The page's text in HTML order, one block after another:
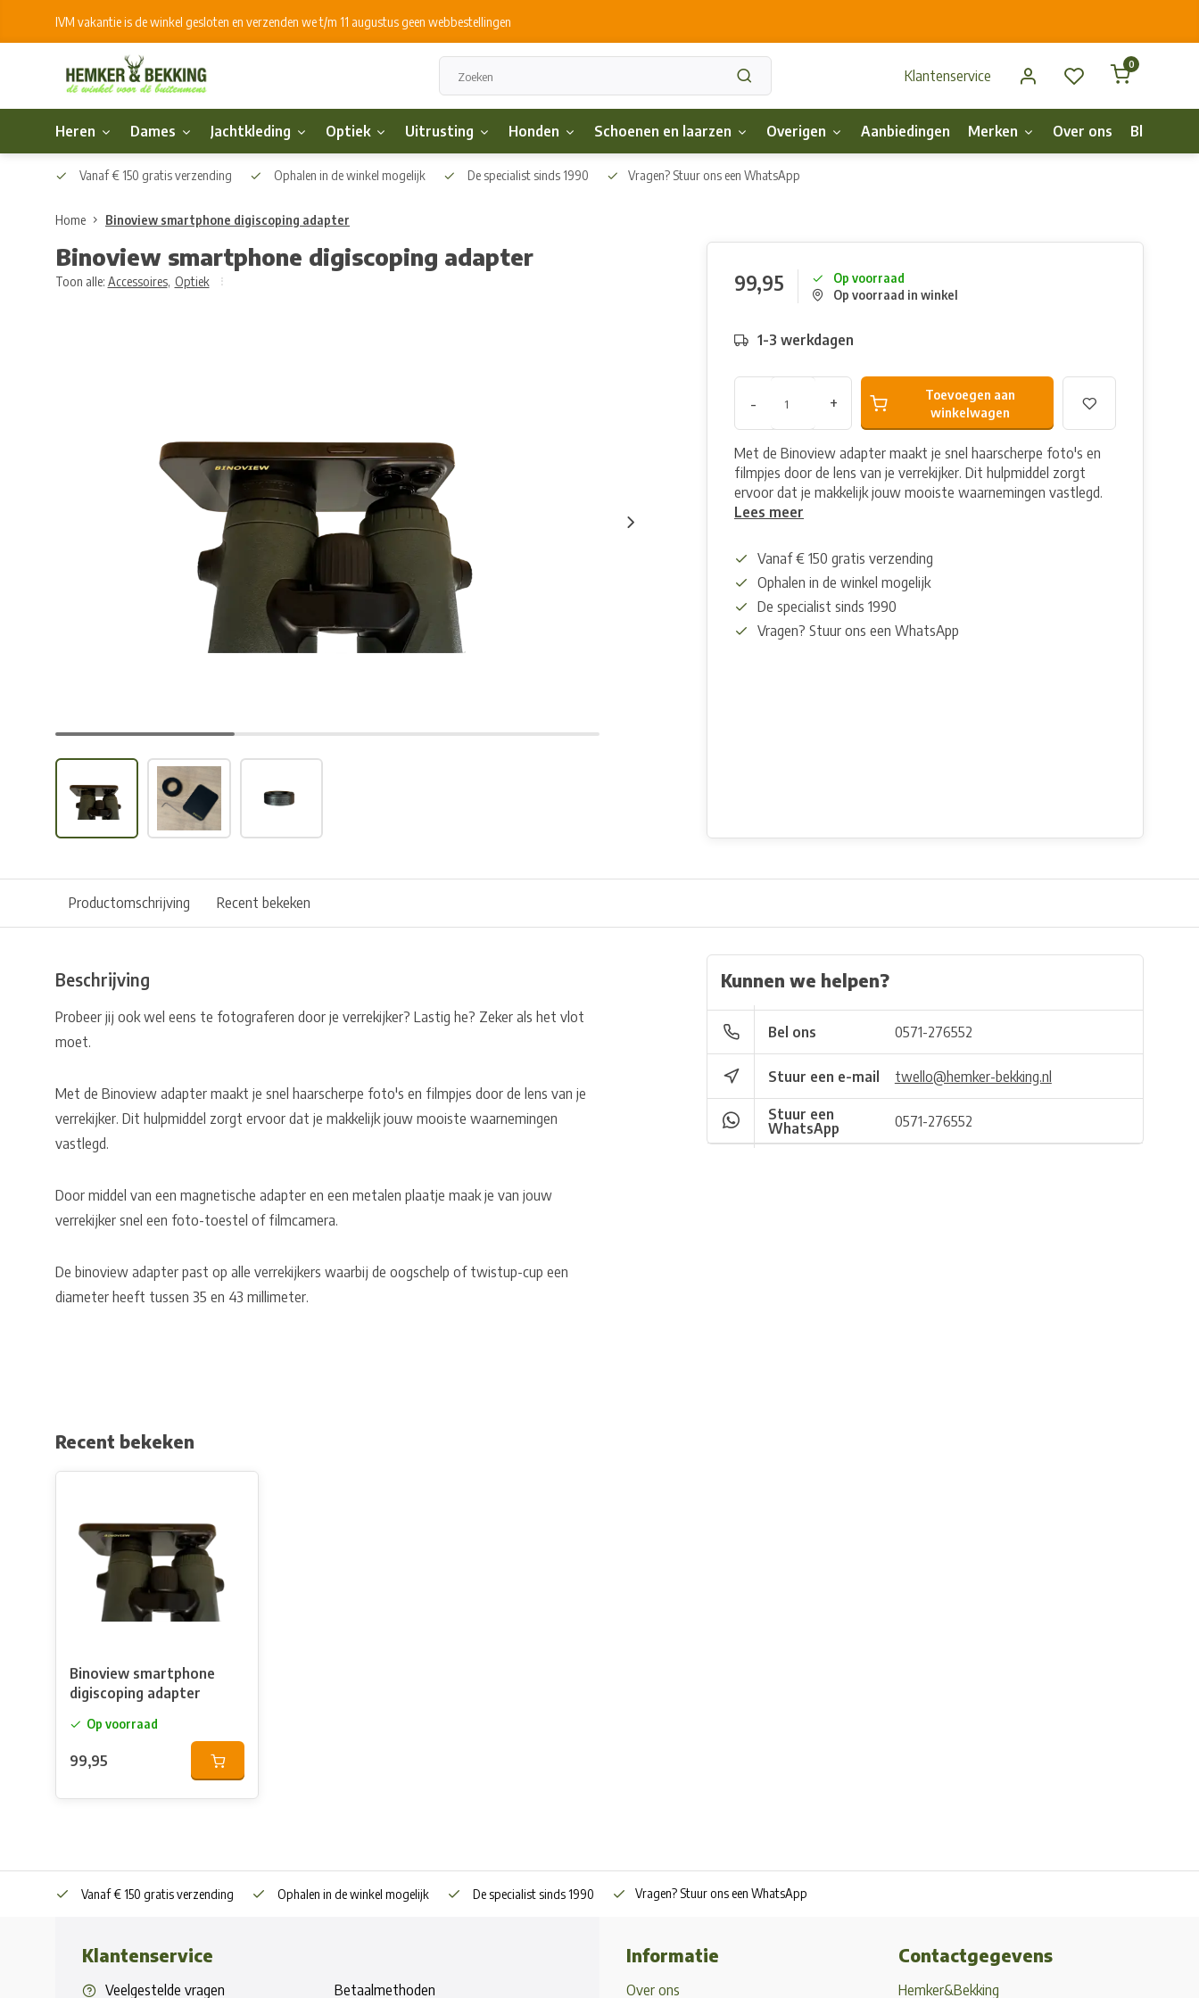
IVM vakantie is de winkel gesloten en verzenden we t/m 11 augustus geen webbestellingen
Klantenservice
0
Heren Dames Jachtkleding Optiek Uitrusting Honden Schoenen en laarzen Overigen Aanbiedingen Merken Over ons Blog
Vanaf € 150 gratis verzending Ophalen in de winkel mogelijk De specialist sinds 1990 Vragen? Stuur ons een WhatsApp
Home Binoview smartphone digiscoping adapter
Binoview smartphone digiscoping adapter
Toon alle: Accessoires, Optiek 99,95
Op voorraad
Op voorraad in winkel
1-3 werkdagen
- +
Toevoegen aan
winkelwagen
Met de Binoview adapter maakt je snel haarscherpe foto's en
filmpjes door de lens van je verrekijker. Dit hulpmiddel zorgt
ervoor dat je makkelijk jouw mooiste waarnemingen vastlegd.
Lees meer
Vanaf € 150 gratis verzending
Ophalen in de winkel mogelijk
De specialist sinds 1990
Vragen? Stuur ons een WhatsApp
Productomschrijving Recent bekeken
Beschrijving
Probeer jij ook wel eens te fotograferen door je verrekijker? Lastig he? Zeker als het vlot
moet.
Met de Binoview adapter maakt je snel haarscherpe foto's en filmpjes door de lens van je
verrekijker. Dit hulpmiddel zorgt ervoor dat je makkelijk jouw mooiste waarnemingen
vastlegd.
Door middel van een magnetische adapter en een metalen plaatje maak je van jouw
verrekijker snel een foto-toestel of filmcamera.
De binoview adapter past op alle verrekijkers waarbij de oogschelp of twistup-cup een
diameter heeft tussen 35 en 43 millimeter.
Kunnen we helpen?
Bel ons 0571-276552
Stuur een e-mail twello@hemker-bekking.nl
Stuur een
WhatsApp
0571-276552
Recent bekeken
Binoview smartphone
digiscoping adapter
Op voorraad
99,95
Vanaf € 150 gratis verzending Ophalen in de winkel mogelijk De specialist sinds 1990 Vragen? Stuur ons een WhatsApp
Klantenservice
Veelgestelde vragen Betaalmethoden
Informatie
Over ons
Contactgegevens
Hemker&Bekking